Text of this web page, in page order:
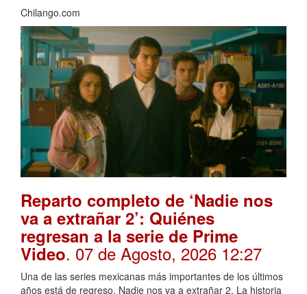
Chilango.com
Reparto completo de ‘Nadie nos
va a extrañar 2’: Quiénes
regresan a la serie de Prime
Video. 07 de Agosto, 2026 12:27
Una de las series mexicanas más importantes de los últimos
años está de regreso, Nadie nos va a extrañar 2. La historia